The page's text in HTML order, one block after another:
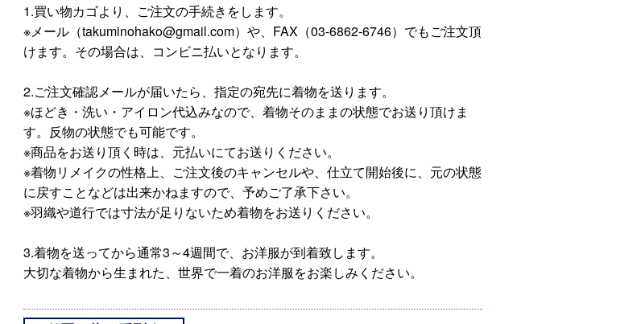
1.買い物カゴより、ご注文の手続きをします。
※メール（takuminohako@gmail.com）や、FAX（03-6862-6746）でもご注文頂
けます。その場合は、コンビニ払いとなります。
​2.ご注文確認メールが届いたら、指定の宛先に着物を送ります。
​※ほどき・洗い・アイロン代込みなので、着物そのままの状態でお送り頂けま
す。反物の状態でも可能です。
※商品をお送り頂く時は、元払いにてお送りください。
※着物リメイクの性格上、ご注文後のキャンセルや、仕立て開始後に、元の状態
に戻すことなどは出来かねますので、予めご了承下さい。
※羽織や道行では寸法が足りないため着物をお送りください。
​3.着物を送ってから通常3～4週間で、お洋服が到着致します。
​大切な着物から生まれた、世界で一着のお洋服をお楽しみください。